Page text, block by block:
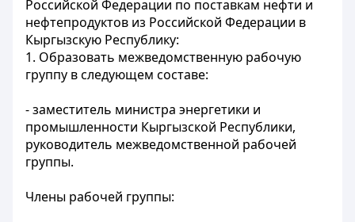
Российской Федерации по поставкам нефти и
нефтепродуктов из Российской Федерации в
Кыргызскую Республику:
1. Образовать межведомственную рабочую
группу в следующем составе:
- заместитель министра энергетики и
промышленности Кыргызской Республики,
руководитель межведомственной рабочей
группы.
Члены рабочей группы: